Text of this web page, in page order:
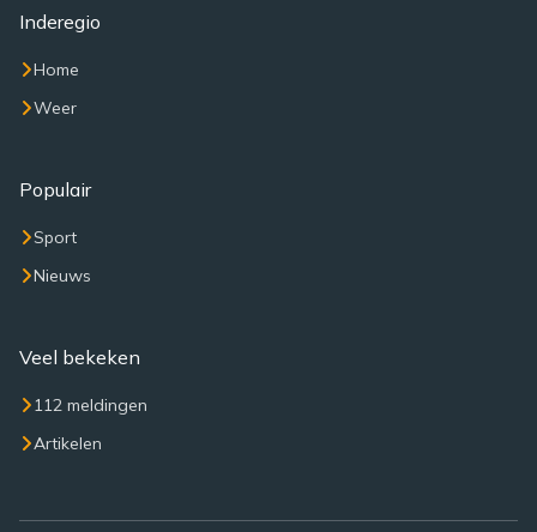
Inderegio
Home
Weer
Populair
Sport
Nieuws
Veel bekeken
112 meldingen
Artikelen